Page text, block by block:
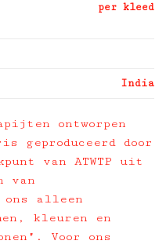
per kleed
India
ontworpen
geproduceerd door
van ATWTP uit
van
ons alleen
kleuren en
Voor ons